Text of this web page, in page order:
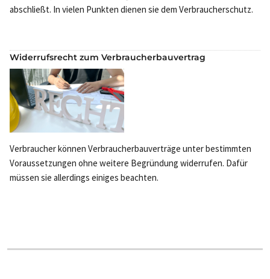
abschließt. In vielen Punkten dienen sie dem Verbraucherschutz.
Widerrufsrecht zum Verbraucherbauvertrag
Verbraucher können Verbraucherbauverträge unter bestimmten
Voraussetzungen ohne weitere Begründung widerrufen. Dafür
müssen sie allerdings einiges beachten.